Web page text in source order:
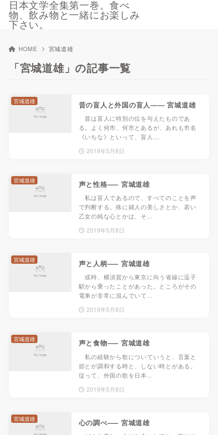
日本文学全集第一巻。食べ
物、飲み物と一緒にお楽しみ
下さい。
HOME 宮城道雄
「宮城道雄」の記事一覧
昔の盲人と外国の盲人—— 宮城道雄
昔は盲人に特別の位を与えたものであ
る。よく何市、何市とあるが、あれも市名
《いちな》といって、盲人…
2019年5月8日
宮城道雄
声と性格—– 宮城道雄
私は盲人であるので、すべてのことを声
で判断する。殊に婦人の美しさとか、若い
乙女の純な心とかは、そ…
2019年5月8日
宮城道雄
声と人柄—– 宮城道雄
或時、横須賀から東京に向う省線に逗子
駅から乗ったことがあった。ところがその
電車が非常に混んでいて…
2019年5月8日
宮城道雄
声と食物—– 宮城道雄
私の経験から歌についていうと、言葉と
節とが調和する時と、しない時とがある。
従って、外国の歌を日本…
2019年5月8日
宮城道雄
心の調べ—– 宮城道雄
宮城道雄